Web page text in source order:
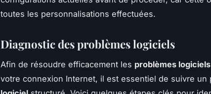
toutes les personnalisations effectuées.
Diagnostic des problèmes logiciels
Afin de résoudre efficacement les problèmes logiciels
votre connexion Internet, il est essentiel de suivre un